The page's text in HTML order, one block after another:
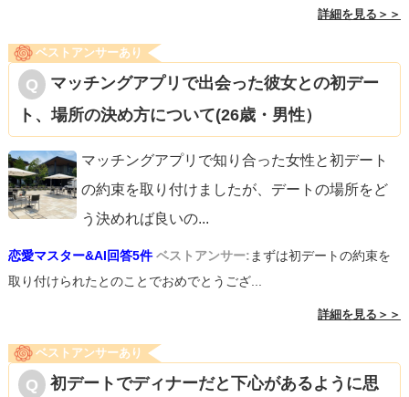
詳細を見る＞＞
ベストアンサーあり
マッチングアプリで出会った彼女との初デー
ト、場所の決め方について(26歳・男性）
マッチングアプリで知り合った女性と初デート
の約束を取り付けましたが、デートの場所をど
う決めれば良いの...
恋愛マスター&AI回答5件 ベストアンサー:まずは初デートの約束を
取り付けられたとのことでおめでとうござ...
詳細を見る＞＞
ベストアンサーあり
初デートでディナーだと下心があるように思